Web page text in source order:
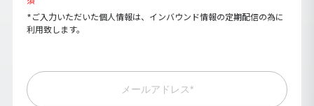
*ご入力いただいた個人情報は、インバウンド情報の定期配信の為に
利用致します。
メールアドレス*